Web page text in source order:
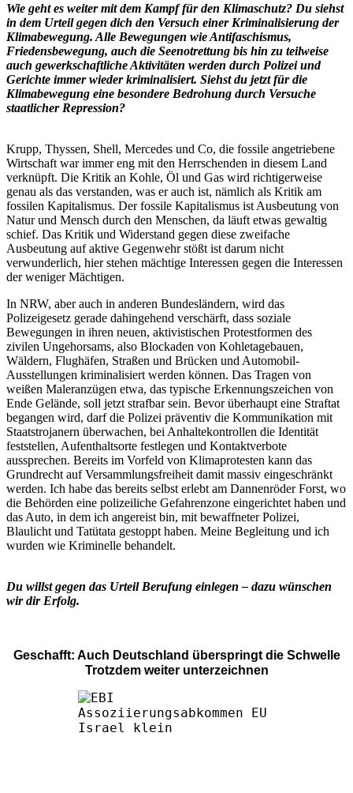
Wie geht es weiter mit dem Kampf für den Klimaschutz? Du siehst
in dem Urteil gegen dich den Versuch einer Kriminalisierung der
Klimabewegung. Alle Bewegungen wie Antifaschismus,
Friedensbewegung, auch die Seenotrettung bis hin zu teilweise
auch gewerkschaftliche Aktivitäten werden durch Polizei und
Gerichte immer wieder kriminalisiert. Siehst du jetzt für die
Klimabewegung eine besondere Bedrohung durch Versuche
staatlicher Repression?
Krupp, Thyssen, Shell, Mercedes und Co, die fossile angetriebene
Wirtschaft war immer eng mit den Herrschenden in diesem Land
verknüpft. Die Kritik an Kohle, Öl und Gas wird richtigerweise
genau als das verstanden, was er auch ist, nämlich als Kritik am
fossilen Kapitalismus. Der fossile Kapitalismus ist Ausbeutung von
Natur und Mensch durch den Menschen, da läuft etwas gewaltig
schief. Das Kritik und Widerstand gegen diese zweifache
Ausbeutung auf aktive Gegenwehr stößt ist darum nicht
verwunderlich, hier stehen mächtige Interessen gegen die Interessen
der weniger Mächtigen.
In NRW, aber auch in anderen Bundesländern, wird das
Polizeigesetz gerade dahingehend verschärft, dass soziale
Bewegungen in ihren neuen, aktivistischen Protestformen des
zivilen Ungehorsams, also Blockaden von Kohletagebauen,
Wäldern, Flughäfen, Straßen und Brücken und Automobil-
Ausstellungen kriminalisiert werden können. Das Tragen von
weißen Maleranzügen etwa, das typische Erkennungszeichen von
Ende Gelände, soll jetzt strafbar sein. Bevor überhaupt eine Straftat
begangen wird, darf die Polizei präventiv die Kommunikation mit
Staatstrojanern überwachen, bei Anhaltekontrollen die Identität
feststellen, Aufenthaltsorte festlegen und Kontaktverbote
aussprechen. Bereits im Vorfeld von Klimaprotesten kann das
Grundrecht auf Versammlungsfreiheit damit massiv eingeschränkt
werden. Ich habe das bereits selbst erlebt am Dannenröder Forst, wo
die Behörden eine polizeiliche Gefahrenzone eingerichtet haben und
das Auto, in dem ich angereist bin, mit bewaffneter Polizei,
Blaulicht und Tatütata gestoppt haben. Meine Begleitung und ich
wurden wie Kriminelle behandelt.
Du willst gegen das Urteil Berufung einlegen – dazu wünschen
wir dir Erfolg.
Geschafft: Auch Deutschland überspringt die Schwelle
Trotzdem weiter unterzeichnen